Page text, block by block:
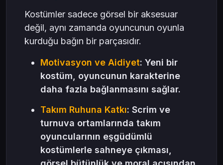
Kostümler sadece görsel bir aksesuar
değil, aynı zamanda oyuncunun oyunla
kurduğu bağın bir parçasıdır.
Motivasyon ve Aidiyet: Yeni bir
kostüm, oyuncunun karakterine
daha fazla bağlanmasını sağlar.
Takım Ruhuna Katkı: Scrim ve
turnuva ortamlarında takım
oyuncularının eşgüdümlü
kostümlerle sahneye çıkması,